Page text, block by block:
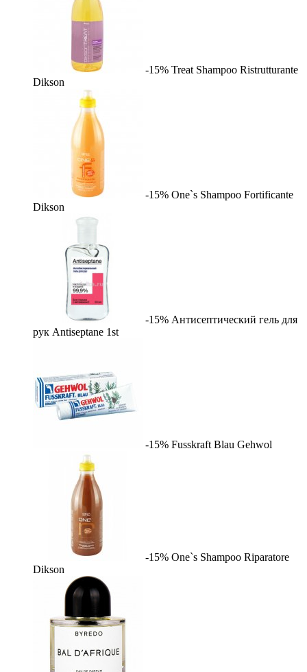
-15% Treat Shampoo Ristrutturante
Dikson
-15% One`s Shampoo Fortificante
Dikson
-15% Антисептический гель для
рук Antiseptane 1st
-15% Fusskraft Blau Gehwol
-15% One`s Shampoo Riparatore
Dikson